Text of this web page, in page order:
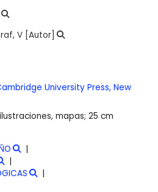
V [Autor]
University Press, New
mapas; 25 cm